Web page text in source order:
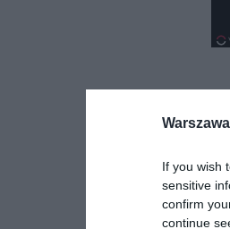
If you wish
sensitive
confirm
continue